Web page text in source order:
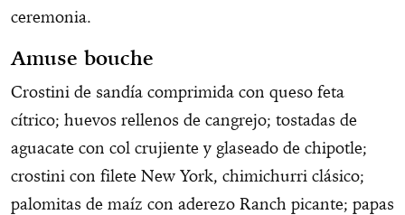
ceremonia.
Amuse bouche
Crostini de sandía comprimida con queso feta
cítrico; huevos rellenos de cangrejo; tostadas de
aguacate con col crujiente y glaseado de chipotle;
crostini con filete New York, chimichurri clásico;
palomitas de maíz con aderezo Ranch picante; papas